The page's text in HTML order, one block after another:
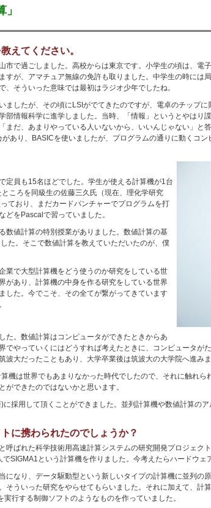
えてください。
市で過ごしました。高校からは東京です。小学生の頃は、電
すが、アマチュア無線の免許も取りました。中学生の時には
そういった意味では最初はラジオ少年でしたね。
ましたが、その頃にLSIがでてきたのですが、電卓のチップ
部情報科学に進学しました。当時、「情報」というとやはり
まだ、あまりやっている人いないから、いいんじゃない」と
あり、BASICを使いましたが、プログラムの通りに動くコ
定員も15名ほどでした。学生が使える計算機が1台
ころを同級生の佐藤三久氏（現在、理化学研究
ており、まだカードパンチャーでプログラムを打
どをPascalで習っていました。
数値計算の特別授業がありました。数値計算の基
た。そこで数値計算を教えていただいたのが、僕
業で大型計算機をどう使うのか研究をしている世
があり、計算機の中身を作る研究をしている世界
した。今でこそ、その全てが繋がってきています
た。数値計算はコンピュータができたときからあ
でやっていくにはどうすれば考えたときに、コンピュータが
大だったこともあり、大学卒業後は筑波大の大学院へ進みま
機は世界でもあまりなかった時代でしたので、それに触れ
できたのではないかと思います。
採用して頂くことができました。並列計算機や数値計算の
に携わられたのでしょうか？
呼ばれた科学技術用高速計算システムの研究開発プロジェク
SIGMA1という計算機を作りました。今考えたらハードウェ
になり、データ駆動型という新しいタイプの計算機に並列の
ういった研究をやらせてもらいました。それに加えて、計
行する制御ソフトのようなものを作っていました。